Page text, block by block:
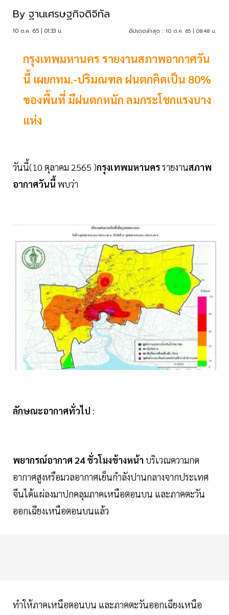
By ฐานเศรษฐกิจดิจิทัล
10 ต.ค. 65 | 01:33 น. อัปเดตล่าสุด : 10 ต.ค. 65 | 08:48 น.
กรุงเทพมหานคร รายงานสภาพอากาศวัน
นี้ เผยกทม.-ปริมณฑล ฝนตกคิดเป็น 80%
ของพื้นที่ มีฝนตกหนัก ลมกระโชกแรงบาง
แห่ง
วันนี้(10 ตุลาคม 2565 )กรุงเทพมหานครรายงานสภาพ
อากาศวันนี้ พบว่า
ลักษณะอากาศทั่วไป :
พยากรณ์อากาศ24 ชั่วโมงข้างหน้า บริเวณความกด
อากาศสูงหรือมวลอากาศเย็นกำลังปานกลางจากประเทศ
จีนได้แผ่ลงมาปกคลุมภาคเหนือตอนบน และภาคตะวัน
ออกเฉียงเหนือตอนบนแล้ว
ทำให้ภาคเหนือตอนบน และภาคตะวันออกเฉียงเหนือ